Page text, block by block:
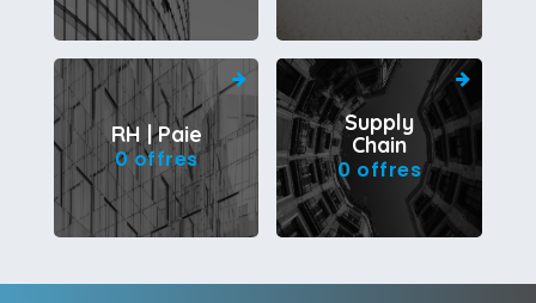
RH | Paie
0 offres
Supply
Chain
0 offres